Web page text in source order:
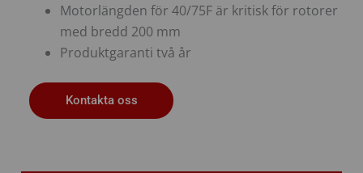
Motorlängden för 40/75F är kritisk för rotorer
med bredd 200 mm
Produktgaranti två år
Kontakta oss